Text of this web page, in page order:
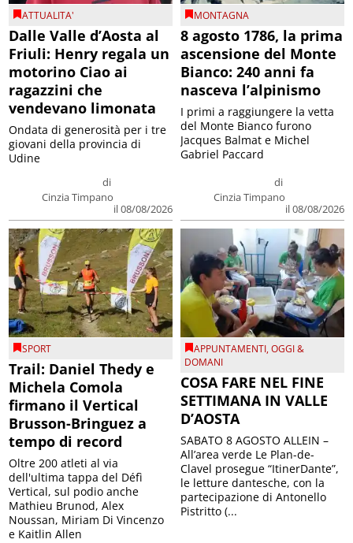
ATTUALITA'
Dalle Valle d’Aosta al
Friuli: Henry regala un
motorino Ciao ai
ragazzini che
vendevano limonata
di
Cinzia Timpano
il 08/08/2026
Ondata di generosità per i tre
giovani della provincia di
Udine
MONTAGNA
8 agosto 1786, la prima
ascensione del Monte
Bianco: 240 anni fa
nasceva l’alpinismo
di
Cinzia Timpano
il 08/08/2026
I primi a raggiungere la vetta
del Monte Bianco furono
Jacques Balmat e Michel
Gabriel Paccard
SPORT
Trail: Daniel Thedy e
Michela Comola
firmano il Vertical
Brusson-Bringuez a
tempo di record
Oltre 200 atleti al via
dell'ultima tappa del Défì
Vertical, sul podio anche
Mathieu Brunod, Alex
Noussan, Miriam Di Vincenzo
e Kaitlin Allen
APPUNTAMENTI,OGGI &
DOMANI
COSA FARE NEL FINE
SETTIMANA IN VALLE
D’AOSTA
SABATO 8 AGOSTO ALLEIN –
All’area verde Le Plan-de-
Clavel prosegue “ItinerDante”,
le letture dantesche, con la
partecipazione di Antonello
Pistritto (...